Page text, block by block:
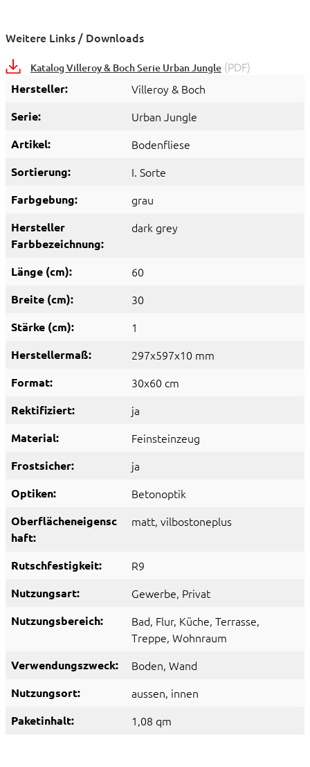
Weitere Links / Downloads
Katalog Villeroy & Boch Serie Urban Jungle (PDF)
Hersteller: Villeroy & Boch
Serie: Urban Jungle
Artikel: Bodenfliese
Sortierung: I. Sorte
Farbgebung: grau
Hersteller
Farbbezeichnung:
dark grey
Länge (cm): 60
Breite (cm): 30
Stärke (cm): 1
Herstellermaß: 297x597x10 mm
Format: 30x60 cm
Rektifiziert: ja
Material: Feinsteinzeug
Frostsicher: ja
Optiken: Betonoptik
Oberflächeneigensc
haft:
matt, vilbostoneplus
Rutschfestigkeit: R9
Nutzungsart: Gewerbe, Privat
Nutzungsbereich: Bad, Flur, Küche, Terrasse,
Treppe, Wohnraum
Verwendungszweck: Boden, Wand
Nutzungsort: aussen, innen
Paketinhalt: 1,08 qm